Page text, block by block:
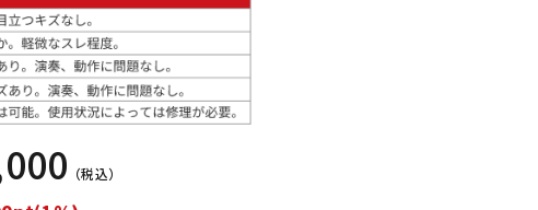
配信/ライブ
機器
（税込）